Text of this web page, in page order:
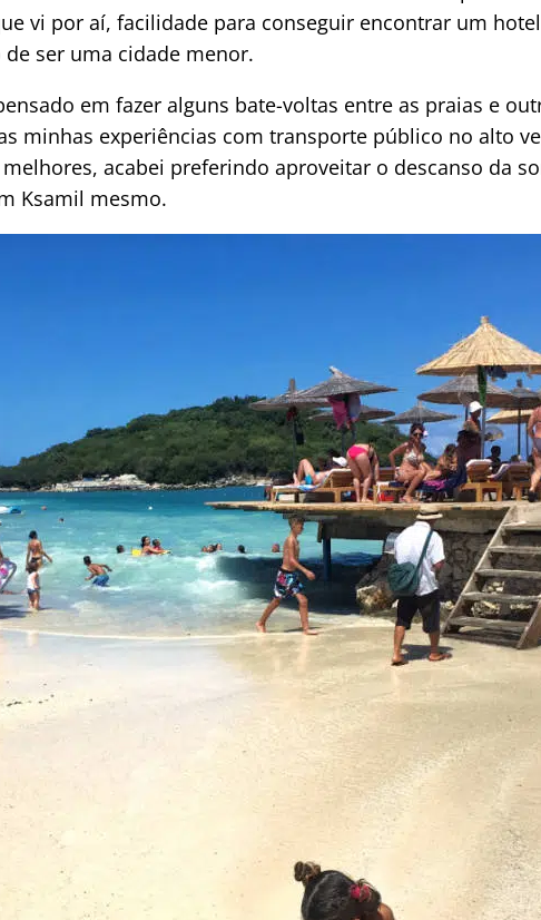
vi por aí, facilidade para conseguir encontrar um
ser uma cidade menor.
em fazer alguns bate-voltas entre as praias e
minhas experiências com transporte público no alto
acabei preferindo aproveitar o descanso da
Ksamil mesmo.